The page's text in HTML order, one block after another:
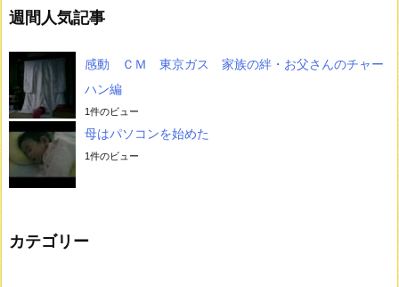
週間人気記事
感動 ＣＭ 東京ガス 家族の絆・お父さんのチャー
ハン編
1件のビュー
母はパソコンを始めた
1件のビュー
カテゴリー